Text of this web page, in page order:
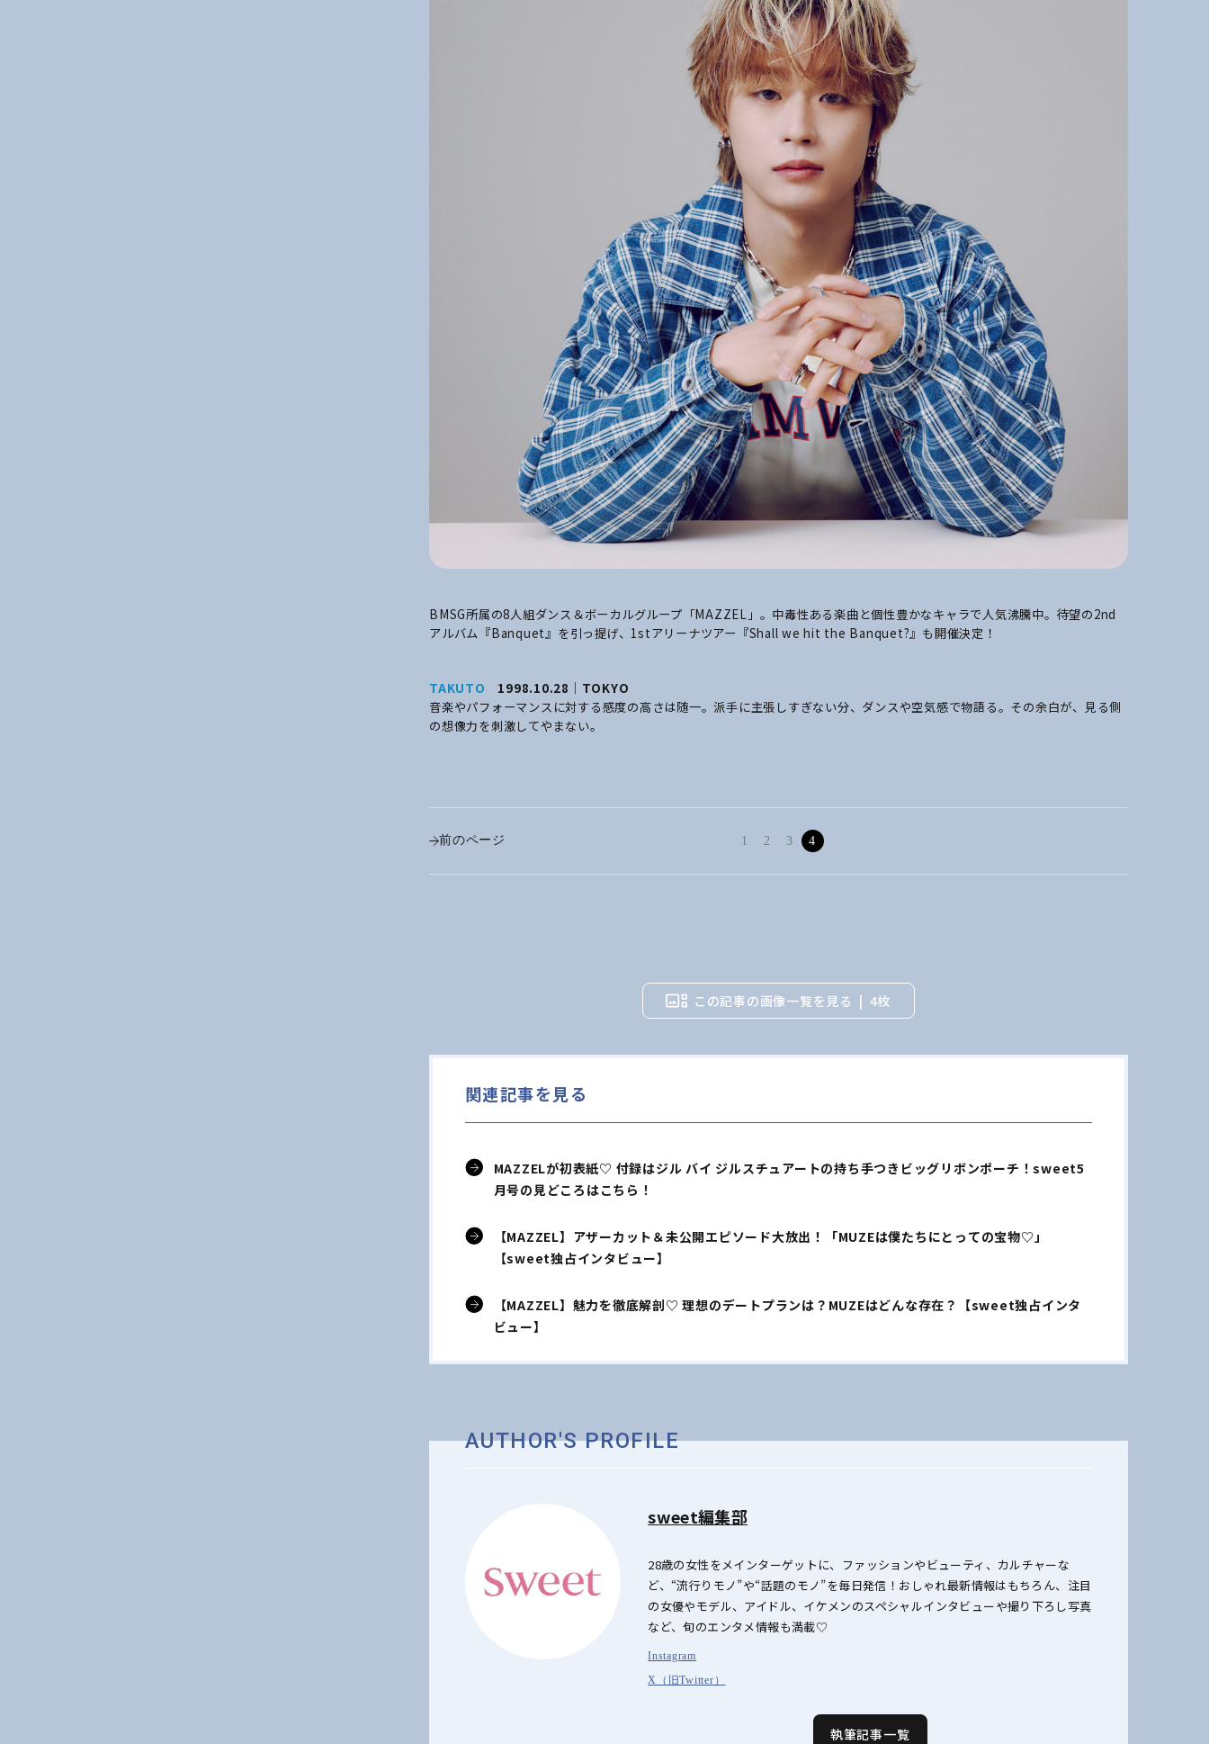
BMSG所属の8人組ダンス＆ボーカルグループ「MAZZEL」。中毒性ある楽曲と個性豊かなキャラで人気沸騰中。待望の2nd
アルバム『Banquet』を引っ提げ、1stアリーナツアー『Shall we hit the Banquet?』も開催決定！
TAKUTO 1998.10.28｜TOKYO
音楽やパフォーマンスに対する感度の高さは随一。派手に主張しすぎない分、ダンスや空気感で物語る。その余白が、見る側
の想像力を刺激してやまない。
前のページ 1 2 3 4
この記事の画像一覧を見る 4枚
関連記事を見る
MAZZELが初表紙♡ 付録はジル バイ ジルスチュアートの持ち手つきビッグリボンポーチ！sweet5
月号の見どころはこちら！
【MAZZEL】アザーカット＆未公開エピソード大放出！「MUZEは僕たちにとっての宝物♡」
【sweet独占インタビュー】
【MAZZEL】魅力を徹底解剖♡ 理想のデートプランは？MUZEはどんな存在？【sweet独占インタ
ビュー】
AUTHOR'S PROFILE
sweet編集部
28歳の女性をメインターゲットに、ファッションやビューティ、カルチャーな
ど、“流行りモノ”や“話題のモノ”を毎日発信！おしゃれ最新情報はもちろん、注目
の女優やモデル、アイドル、イケメンのスペシャルインタビューや撮り下ろし写真
など、旬のエンタメ情報も満載♡
Instagram
X（旧Twitter）
執筆記事一覧